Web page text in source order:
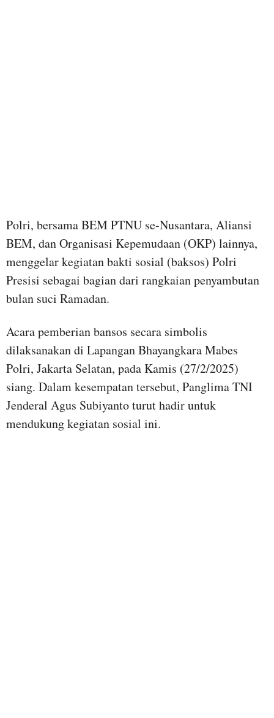
Polri, bersama BEM PTNU se-Nusantara, Aliansi
BEM, dan Organisasi Kepemudaan (OKP) lainnya,
menggelar kegiatan bakti sosial (baksos) Polri
Presisi sebagai bagian dari rangkaian penyambutan
bulan suci Ramadan.
Acara pemberian bansos secara simbolis
dilaksanakan di Lapangan Bhayangkara Mabes
Polri, Jakarta Selatan, pada Kamis (27/2/2025)
siang. Dalam kesempatan tersebut, Panglima TNI
Jenderal Agus Subiyanto turut hadir untuk
mendukung kegiatan sosial ini.